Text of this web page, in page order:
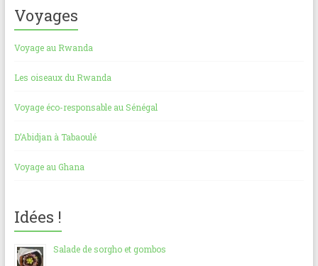
Voyages
Voyage au Rwanda
Les oiseaux du Rwanda
Voyage éco-responsable au Sénégal
D’Abidjan à Tabaoulé
Voyage au Ghana
Idées !
Salade de sorgho et gombos